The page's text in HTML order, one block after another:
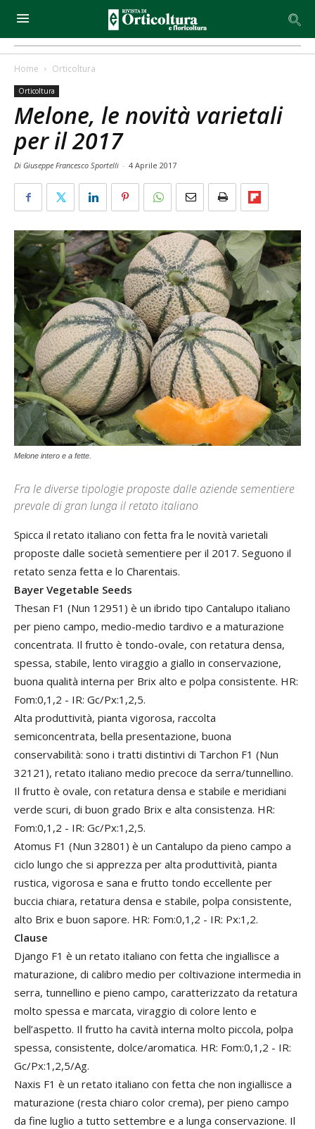
Home Orticoltura
Orticoltura
Melone, le novità varietali
per il 2017
Di Giuseppe Francesco Sportelli - 4 Aprile 2017
Melone intero e a fette.
Fra le diverse tipologie proposte dalle aziende sementiere
prevale di gran lunga il retato italiano
Spicca il retato italiano con fetta fra le novità varietali
proposte dalle società sementiere per il 2017. Seguono il
retato senza fetta e lo Charentais.
Bayer Vegetable Seeds
Thesan F1 (Nun 12951) è un ibrido tipo Cantalupo italiano
per pieno campo, medio-medio tardivo e a maturazione
concentrata. Il frutto è tondo-ovale, con retatura densa,
spessa, stabile, lento viraggio a giallo in conservazione,
buona qualità interna per Brix alto e polpa consistente. HR:
Fom:0,1,2 - IR: Gc/Px:1,2,5.
Alta produttività, pianta vigorosa, raccolta
semiconcentrata, bella presentazione, buona
conservabilità: sono i tratti distintivi di Tarchon F1 (Nun
32121), retato italiano medio precoce da serra/tunnellino.
Il frutto è ovale, con retatura densa e stabile e meridiani
verde scuri, di buon grado Brix e alta consistenza. HR:
Fom:0,1,2 - IR: Gc/Px:1,2,5.
Atomus F1 (Nun 32801) è un Cantalupo da pieno campo a
ciclo lungo che si apprezza per alta produttività, pianta
rustica, vigorosa e sana e frutto tondo eccellente per
buccia chiara, retatura densa e stabile, polpa consistente,
alto Brix e buon sapore. HR: Fom:0,1,2 - IR: Px:1,2.
Clause
Django F1 è un retato italiano con fetta che ingiallisce a
maturazione, di calibro medio per coltivazione intermedia in
serra, tunnellino e pieno campo, caratterizzato da retatura
molto spessa e marcata, viraggio di colore lento e
bell’aspetto. Il frutto ha cavità interna molto piccola, polpa
spessa, consistente, dolce/aromatica. HR: Fom:0,1,2 - IR:
Gc/Px:1,2,5/Ag.
Naxis F1 è un retato italiano con fetta che non ingiallisce a
maturazione (resta chiaro color crema), per pieno campo
da fine luglio a tutto settembre e a lunga conservazione. Il